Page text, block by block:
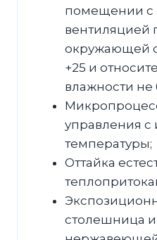
помещении с
вентиляцией
окружающей
+25 и
влажности не
управления
температуры;
Оттайка
столешница